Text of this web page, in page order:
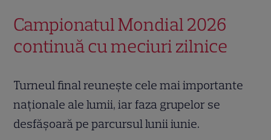
Campionatul Mondial 2026
continuă cu meciuri zilnice
Turneul final reunește cele mai importante
naționale ale lumii, iar faza grupelor se
desfășoară pe parcursul lunii iunie.